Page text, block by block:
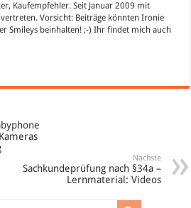
Kaufempfehler. Seit Januar 2009 mit
Vorsicht: Beiträge könnten Ironie
Smileys beinhalten! ;-) Ihr findet mich auch
Nächste
Sachkundeprüfung nach §34a –
Lernmaterial: Videos